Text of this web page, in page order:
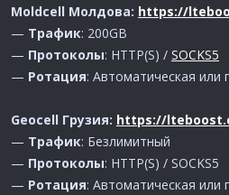
Moldcell Молдова: https://
— Трафик: 200GB
— Протоколы: HTTP(S) / SOCKS5
— Ротация: Автоматическая или
Geocell Грузия: https://
— Трафик: Безлимитный
— Протоколы: HTTP(S) / SOCKS5
— Ротация: Автоматическая или